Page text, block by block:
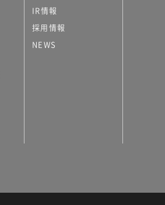
IR情報
採用情報
NEWS